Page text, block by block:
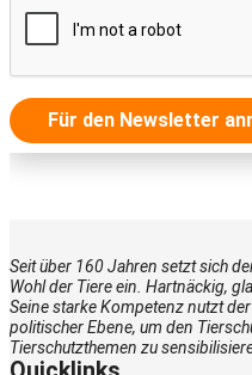
Für den Newsletter
Seit über 160 Jahren setzt sich
Wohl der Tiere ein. Hartnäckig,
Seine starke Kompetenz nutzt
politischer Ebene, um den
Tierschutzthemen zu